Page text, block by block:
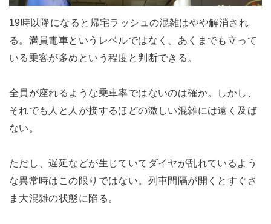
19時以降になると帰宅ラッシュの混雑はやや解消され
る。満員電車というレベルではなく、あくまでも立って
いる乗客が多めという程度と判断できる。
全員が座れるような乗車率ではないのは確か。しかし、
それでも人と人が接するほどの激しい混雑には遠く及ば
ない。
ただし、遅延などが生じていてダイヤが乱れているよう
な異常時はこの限りではない。列車間隔が開くとすぐさ
ま大混雑の状態に陥る。